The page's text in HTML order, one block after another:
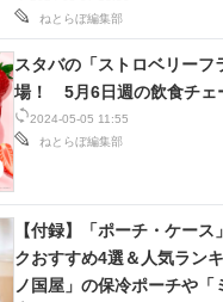
ねとらぼ編集部
2024-05-05 11:55
ねとらぼ編集部
スタバの「ストロベリーフ
場！ 5月6日週の飲食チェ
【付録】「ポーチ・ケー
クおすすめ4選＆人気ラン
ノ国屋」の保冷ポーチや「